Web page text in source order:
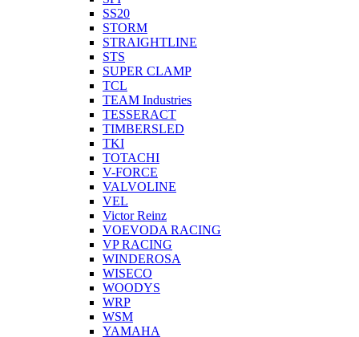
SS20
STORM
STRAIGHTLINE
STS
SUPER CLAMP
TCL
TEAM Industries
TESSERACT
TIMBERSLED
TKI
TOTACHI
V-FORCE
VALVOLINE
VEL
Victor Reinz
VOEVODA RACING
VP RACING
WINDEROSA
WISECO
WOODYS
WRP
WSM
YAMAHA